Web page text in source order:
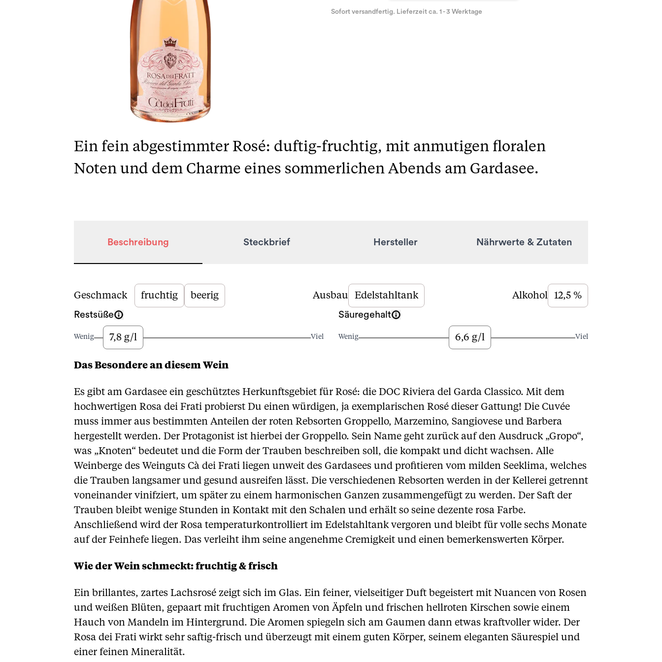
Sofort versandfertig. Lieferzeit ca. 1 - 3 Werktage
Ein fein abgestimmter Rosé: duftig-fruchtig, mit anmutigen floralen
Noten und dem Charme eines sommerlichen Abends am Gardasee.
Beschreibung Steckbrief Hersteller Nährwerte & Zutaten
Beschreibung
Geschmack fruchtig beerig Ausbau Edelstahltank Alkohol
12,5 %
Restsüße
Wenig 7,8 g/l Viel
Säuregehalt
Wenig 6,6 g/l Viel
Das Besondere an diesem Wein
Es gibt am Gardasee ein geschütztes Herkunftsgebiet für Rosé: die DOC Riviera del Garda Classico. Mit dem
hochwertigen Rosa dei Frati probierst Du einen würdigen, ja exemplarischen Rosé dieser Gattung! Die Cuvée
muss immer aus bestimmten Anteilen der roten Rebsorten Groppello, Marzemino, Sangiovese und Barbera
hergestellt werden. Der Protagonist ist hierbei der Groppello. Sein Name geht zurück auf den Ausdruck „Gropo“,
was „Knoten“ bedeutet und die Form der Trauben beschreiben soll, die kompakt und dicht wachsen. Alle
Weinberge des Weinguts Cà dei Frati liegen unweit des Gardasees und profitieren vom milden Seeklima, welches
die Trauben langsamer und gesund ausreifen lässt. Die verschiedenen Rebsorten werden in der Kellerei getrennt
voneinander vinifziert, um später zu einem harmonischen Ganzen zusammengefügt zu werden. Der Saft der
Trauben bleibt wenige Stunden in Kontakt mit den Schalen und erhält so seine dezente rosa Farbe.
Anschließend wird der Rosa temperaturkontrolliert im Edelstahltank vergoren und bleibt für volle sechs Monate
auf der Feinhefe liegen. Das verleiht ihm seine angenehme Cremigkeit und einen bemerkenswerten Körper.
Wie der Wein schmeckt: fruchtig & frisch
Ein brillantes, zartes Lachsrosé zeigt sich im Glas. Ein feiner, vielseitiger Duft begeistert mit Nuancen von Rosen
und weißen Blüten, gepaart mit fruchtigen Aromen von Äpfeln und frischen hellroten Kirschen sowie einem
Hauch von Mandeln im Hintergrund. Die Aromen spiegeln sich am Gaumen dann etwas kraftvoller wider. Der
Rosa dei Frati wirkt sehr saftig-frisch und überzeugt mit einem guten Körper, seinem eleganten Säurespiel und
einer feinen Mineralität.